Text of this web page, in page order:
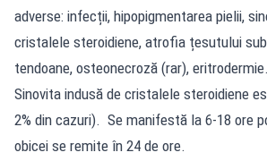
adverse: infecții, hipopigmentarea pielii,
cristalele steroidiene, atrofia țesutului
tendoane, osteonecroză (rar), eritrodermie.
Sinovita indusă de cristalele steroidiene
2% din cazuri). Se manifestă la 6-18 ore
obicei se remite în 24 de ore.